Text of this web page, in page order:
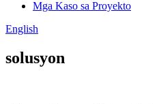
Mga Kaso sa Proyekto
English
solusyon